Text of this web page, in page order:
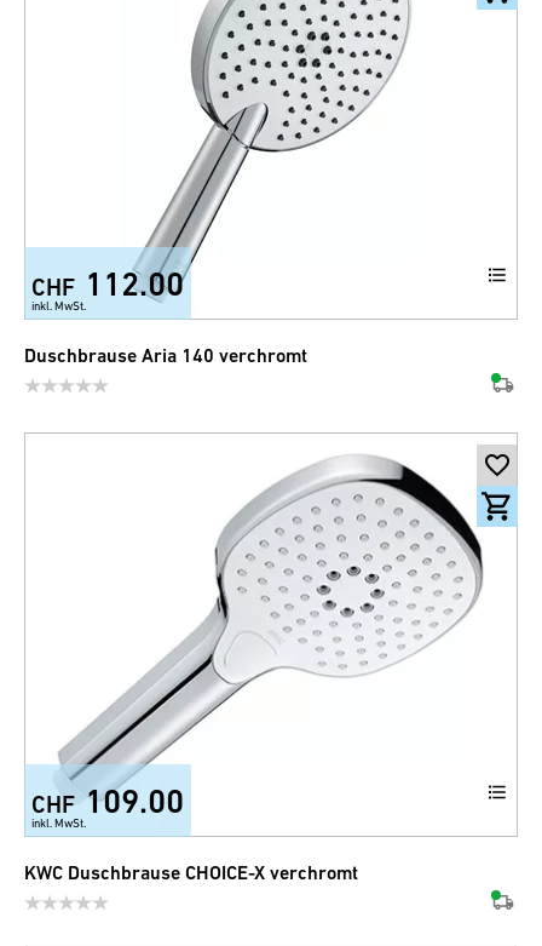
CHF 112.00
inkl. MwSt.
Duschbrause Aria 140 verchromt
CHF 109.00
inkl. MwSt.
KWC Duschbrause CHOICE-X verchromt